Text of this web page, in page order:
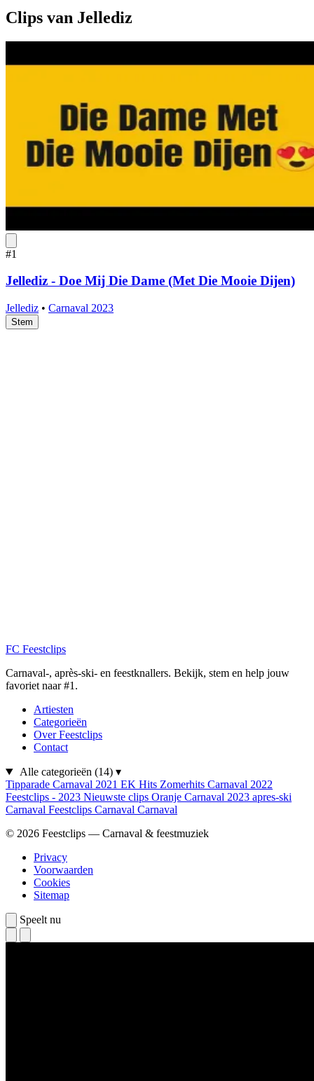
Clips van Jellediz
#1
Jellediz - Doe Mij Die Dame (Met Die Mooie Dijen)
Jellediz • Carnaval 2023
Stem
FC Feestclips
Carnaval-, après-ski- en feestknallers. Bekijk, stem en help jouw
favoriet naar #1.
Artiesten
Categorieën
Over Feestclips
Contact
Alle categorieën (14) ▾
Tipparade Carnaval 2021 EK Hits Zomerhits Carnaval 2022
Feestclips - 2023 Nieuwste clips Oranje Carnaval 2023 apres-ski
Carnaval Feestclips Carnaval Carnaval
© 2026 Feestclips — Carnaval & feestmuziek
Privacy
Voorwaarden
Cookies
Sitemap
Speelt nu